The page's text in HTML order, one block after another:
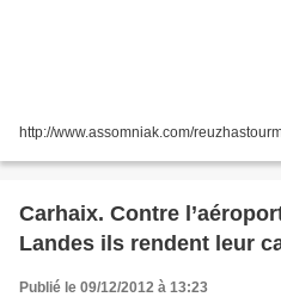
http://www.assomniak.com/
Carhaix. Contre
Landes ils rendent leur
Publié le 09/12/2012 à 13:23